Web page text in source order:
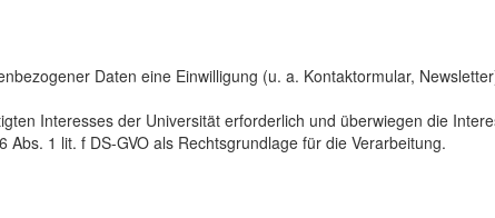
Daten eine Einwilligung (u. a. Kontaktormular,
Interesses der Universität erforderlich und überwiegen die
1 lit. f DS-GVO als Rechtsgrundlage für die Verarbeitung.